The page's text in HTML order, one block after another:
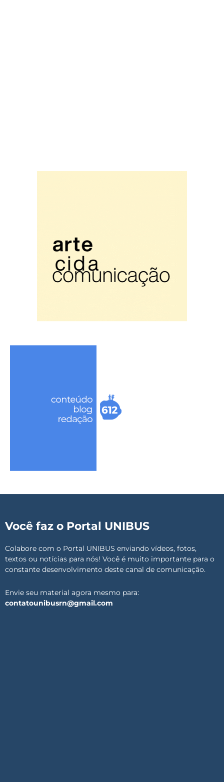
Você faz o Portal UNIBUS
Colabore com o Portal UNIBUS enviando vídeos, fotos,
textos ou notícias para nós! Você é muito importante para o
constante desenvolvimento deste canal de comunicação.
Envie seu material agora mesmo para:
contatounibusrn@gmail.com